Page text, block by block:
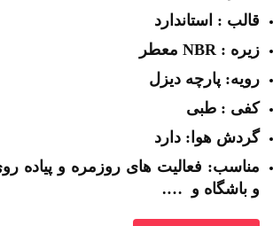
قالب : استاندارد
زیره : NBR معطر
رویه: پارچه دیزل
کفی : طبی
گردش هوا: دارد
مناسب: فعالیت های روزمره و پیاده
و باشگاه و ….